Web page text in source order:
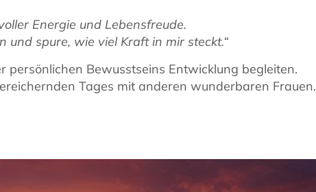
Energie und Lebensfreude.
und spure, wie viel Kraft in mir steckt.“
persönlichen Bewusstseins Entwicklung begleiten.
Tages mit anderen wunderbaren Frauen.